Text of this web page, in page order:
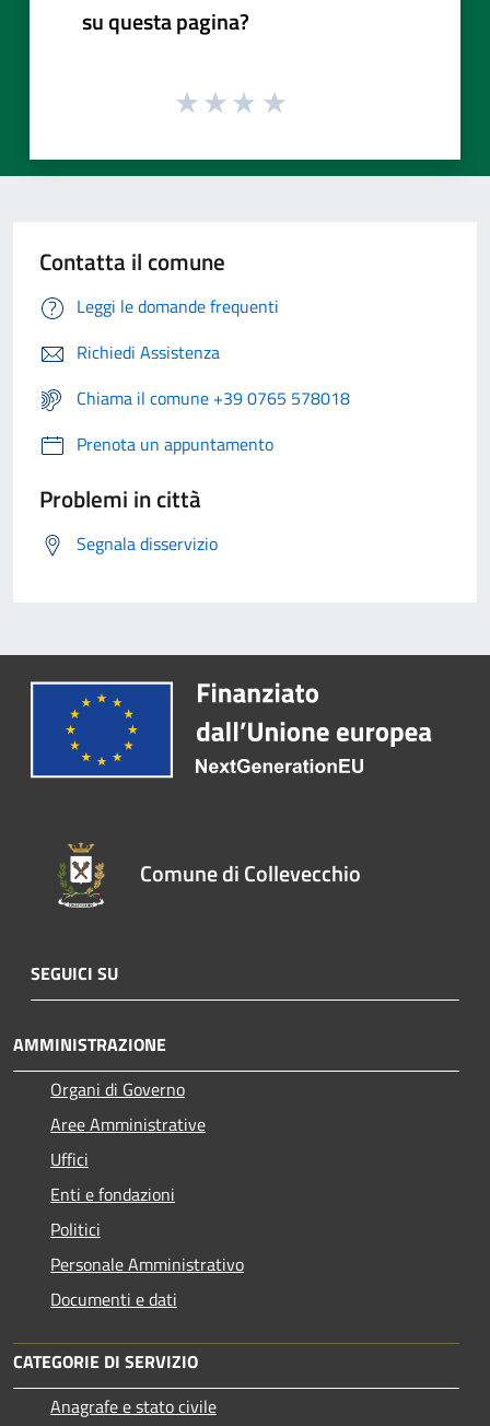
su questa pagina?
Contatta il comune
Leggi le domande frequenti
Richiedi Assistenza
Chiama il comune +39 0765 578018
Prenota un appuntamento
Problemi in città
Segnala disservizio
Comune di Collevecchio
SEGUICI SU
AMMINISTRAZIONE
Organi di Governo
Aree Amministrative
Uffici
Enti e fondazioni
Politici
Personale Amministrativo
Documenti e dati
CATEGORIE DI SERVIZIO
Anagrafe e stato civile